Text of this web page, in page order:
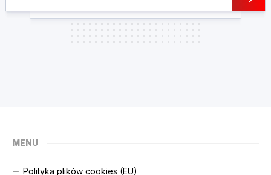
MENU
Polityka plików cookies (EU)